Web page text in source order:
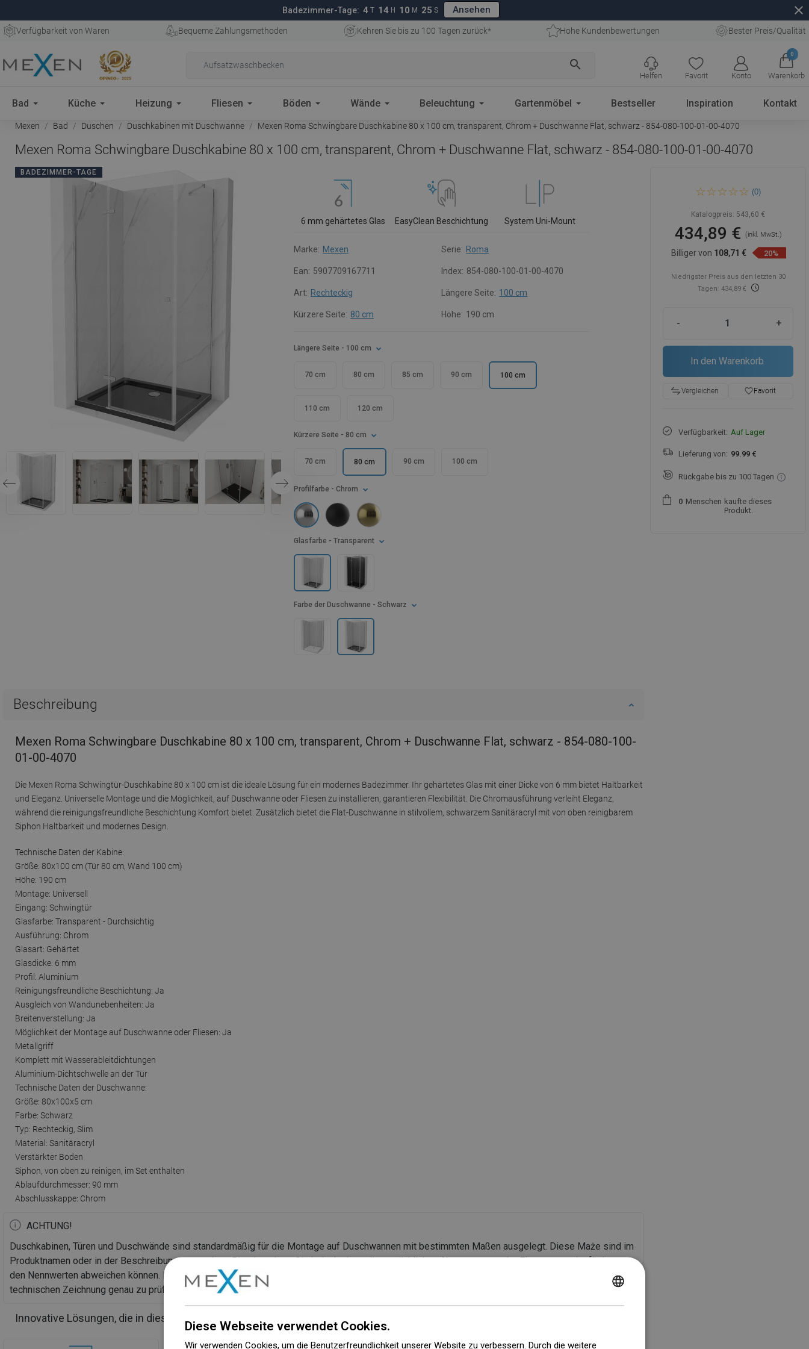
Badezimmer-Tage: 4 T 14 H 10 M 24 S Ansehen close
Verfügbarkeit von Waren Bequeme Zahlungsmethoden Kehren Sie bis zu 100 Tagen zurück* Hohe Kundenbewertungen Bester Preis/Qualität
search
Favorit Konto
0
Warenkorb
Helfen
Bad Küche Heizung Fliesen Böden Wände Beleuchtung Gartenmöbel Bestseller Inspiration Kontakt
Mexen Bad Duschen Duschkabinen mit Duschwanne Mexen Roma Schwingbare Duschkabine 80 x 100 cm, transparent, Chrom + Duschwanne Flat, schwarz - 854-080-100-01-00-4070
Mexen Roma Schwingbare Duschkabine 80 x 100 cm, transparent, Chrom + Duschwanne Flat, schwarz - 854-080-100-01-00-4070
BADEZIMMER-TAGE
6 mm gehärtetes Glas EasyClean Beschichtung System Uni-Mount
Marke: Mexen Serie: Roma
Ean: 5907709167711 Index: 854-080-100-01-00-4070
Art: Rechteckig Längere Seite: 100 cm
Kürzere Seite: 80 cm Höhe: 190 cm
Längere Seite - 100 cm
70 cm 80 cm 85 cm 90 cm 100 cm
110 cm 120 cm
Kürzere Seite - 80 cm
70 cm 80 cm 90 cm 100 cm
Glasfarbe - Transparent
Profilfarbe - Chrom
Farbe der Duschwanne - Schwarz
Beschreibung
Mexen Roma Schwingbare Duschkabine 80 x 100 cm, transparent, Chrom + Duschwanne Flat, schwarz - 854-080-100-
01-00-4070
Die Mexen Roma Schwingtür-Duschkabine 80 x 100 cm ist die ideale Lösung für ein modernes Badezimmer. Ihr gehärtetes Glas mit einer Dicke von 6 mm bietet Haltbarkeit
und Eleganz. Universelle Montage und die Möglichkeit, auf Duschwanne oder Fliesen zu installieren, garantieren Flexibilität. Die Chromausführung verleiht Eleganz,
während die reinigungsfreundliche Beschichtung Komfort bietet. Zusätzlich bietet die Flat-Duschwanne in stilvollem, schwarzem Sanitäracryl mit von oben reinigbarem
Siphon Haltbarkeit und modernes Design.
Technische Daten der Kabine:
Größe: 80x100 cm (Tür 80 cm, Wand 100 cm)
Höhe: 190 cm
Montage: Universell
Eingang: Schwingtür
Glasfarbe: Transparent - Durchsichtig
Ausführung: Chrom
Glasart: Gehärtet
Glasdicke: 6 mm
Profil: Aluminium
Reinigungsfreundliche Beschichtung: Ja
Ausgleich von Wandunebenheiten: Ja
Breitenverstellung: Ja
Möglichkeit der Montage auf Duschwanne oder Fliesen: Ja
Metallgriff
Komplett mit Wasserableitdichtungen
Aluminium-Dichtschwelle an der Tür
Technische Daten der Duschwanne:
Größe: 80x100x5 cm
Farbe: Schwarz
Typ: Rechteckig, Slim
Material: Sanitäracryl
Verstärkter Boden
Siphon, von oben zu reinigen, im Set enthalten
Ablaufdurchmesser: 90 mm
Abschlusskappe: Chrom
ACHTUNG!
Duschkabinen, Türen und Duschwände sind standardmäßig für die Montage auf Duschwannen mit bestimmten Maßen ausgelegt. Diese Maże sind im
Produktnamen oder in der Beschreibung angegeben. Bitte beachten Sie jedoch, dass die tatsächlichen Abmessungen der Elemente geringfügig von
den Nennwerten abweichen können. Bei einer geplanten Bodenmontage wird empfohlen, die Außenmaße und die Anordnung der Elemente gemäß der
technischen Zeichnung genau zu prüfen.
Innovative Lösungen, die in diesem Produkt verwendet werden
Duschkabine 80 x 100 cm,
Duschwanne Flat, schwarz -
854-080-100-01-00-4070
(0)
Katalogpreis: 543,60 €
434,89 € (inkl. MwSt.)
Billiger von 108,71 € 20%
Niedrigster Preis aus den letzten 30
Tagen: 434,89 €
- +
In den Warenkorb
Vergleichen favorite_borderFavorit
Verfügbarkeit: Auf Lager
Lieferung von: 99.99 €
Rückgabe bis zu 100 Tagen
0 Menschen kaufte dieses
Produkt.
Diese Webseite verwendet Cookies.
Wir verwenden Cookies, um die Benutzerfreundlichkeit unserer Website zu verbessern. Durch die weitere